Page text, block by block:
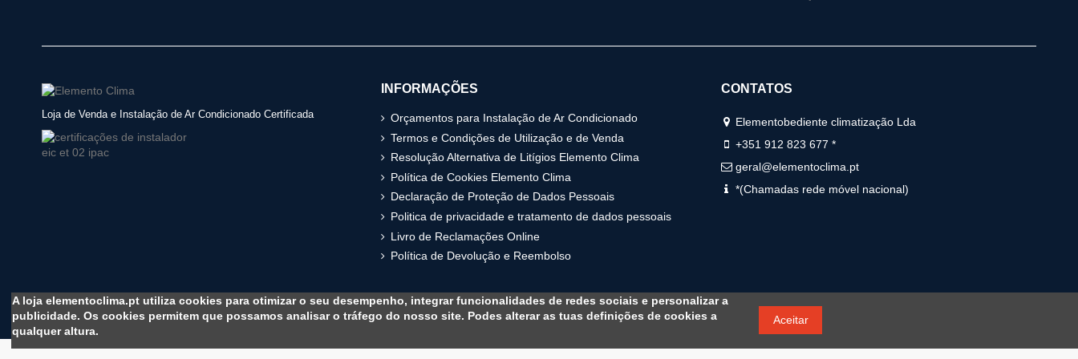
Loja de Venda e Instalação de Ar Condicionado Certificada
INFORMAÇÕES
Orçamentos para Instalação de Ar Condicionado
Termos e Condições de Utilização e de Venda
Resolução Alternativa de Litígios Elemento Clima
Política de Cookies Elemento Clima
Declaração de Proteção de Dados Pessoais
Politica de privacidade e tratamento de dados pessoais
Livro de Reclamações Online
Política de Devolução e Reembolso
CONTATOS
Elementobediente climatização Lda
+351 912 823 677 *
geral@elementoclima.pt
*(Chamadas rede móvel nacional)
Powered byRedeShop
A loja elementoclima.pt utiliza cookies para otimizar o seu desempenho, integrar funcionalidades de redes sociais e personalizar a
publicidade. Os cookies permitem que possamos analisar o tráfego do nosso site. Podes alterar as tuas definições de cookies a
qualquer altura.
Aceitar